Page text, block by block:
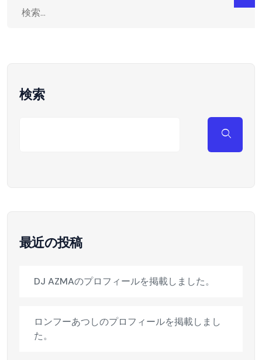
検索
最近の投稿
DJ AZMAのプロフィールを掲載しました。
ロンフーあつしのプロフィールを掲載しまし
た。